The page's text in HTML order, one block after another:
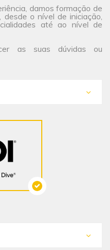
damos formação de
o nível de iniciação,
até ao nível de
as suas dúvidas ou